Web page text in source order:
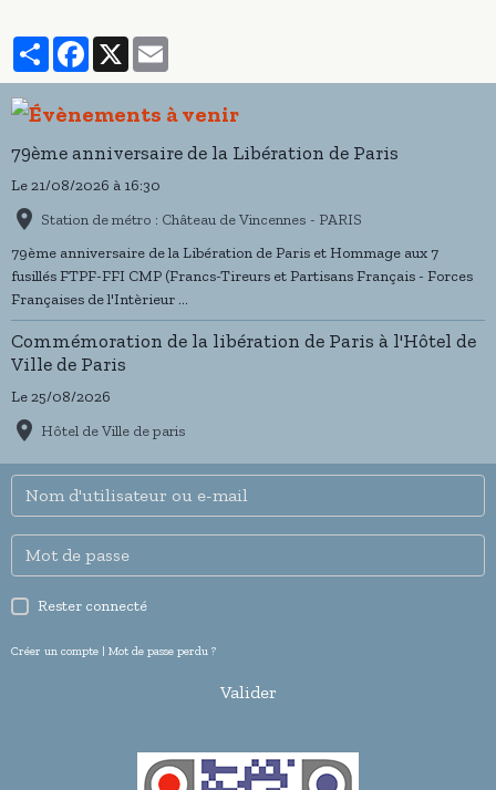
PartagerFacebook
X
79ème anniversaire de la Libération de Paris
Le 21/08/2026 à 16:30
Station de métro : Château de Vincennes - PARIS
79ème anniversaire de la Libération de Paris et Hommage aux 7
fusillés FTPF-FFI CMP (Francs-Tireurs et Partisans Français - Forces
Françaises de l'Intèrieur ...
Commémoration de la libération de Paris à l'Hôtel de
Ville de Paris
Le 25/08/2026
Hôtel de Ville de paris
Rester connecté
Créer un compte | Mot de passe perdu ?
Valider